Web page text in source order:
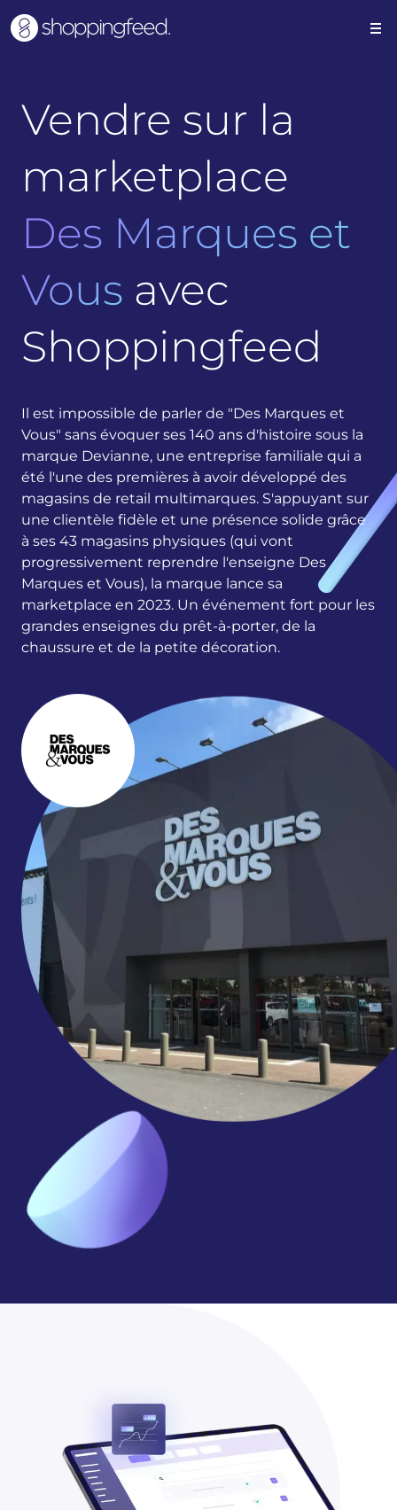
Vendre sur la
marketplace
Des Marques et
Vous avec
Shoppingfeed
Il est impossible de parler de "Des Marques et
Vous" sans évoquer ses 140 ans d'histoire sous la
marque Devianne, une entreprise familiale qui a
été l'une des premières à avoir développé des
magasins de retail multimarques. S'appuyant sur
une clientèle fidèle et une présence solide grâce
à ses 43 magasins physiques (qui vont
progressivement reprendre l'enseigne Des
Marques et Vous), la marque lance sa
marketplace en 2023. Un événement fort pour les
grandes enseignes du prêt-à-porter, de la
chaussure et de la petite décoration.